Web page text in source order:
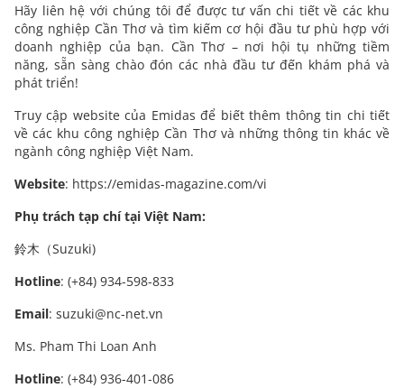
Hãy liên hệ với chúng tôi để được tư vấn chi tiết về các khu
công nghiệp Cần Thơ và tìm kiếm cơ hội đầu tư phù hợp với
doanh nghiệp của bạn. Cần Thơ – nơi hội tụ những tiềm
năng, sẵn sàng chào đón các nhà đầu tư đến khám phá và
phát triển!
Truy cập website của Emidas để biết thêm thông tin chi tiết
về các khu công nghiệp Cần Thơ và những thông tin khác về
ngành công nghiệp Việt Nam.
Website: https://emidas-magazine.com/vi
Phụ trách tạp chí tại Việt Nam:
鈴木（Suzuki)
Hotline: (+84) 934-598-833
Email: suzuki@nc-net.vn
Ms. Pham Thi Loan Anh
Hotline: (+84) 936-401-086